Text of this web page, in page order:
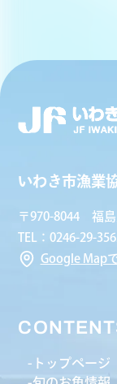
いわき市漁業
〒970-8044 福島
TEL：0246-29-
Google Map
トップページ